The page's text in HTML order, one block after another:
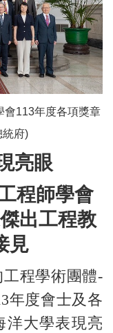
會113年度各項獎章
統府)
亮眼
程師學會
出工程教
見
程學術團體-
年度會士及各
洋大學表現亮